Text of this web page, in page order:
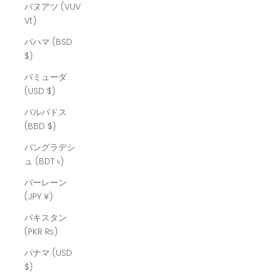
バヌアツ (VUV
Vt)
バハマ (BSD
$)
バミューダ
(USD $)
バルバドス
(BBD $)
バングラデシ
ュ (BDT ৳)
バーレーン
(JPY ¥)
パキスタン
(PKR ₨)
パナマ (USD
$)